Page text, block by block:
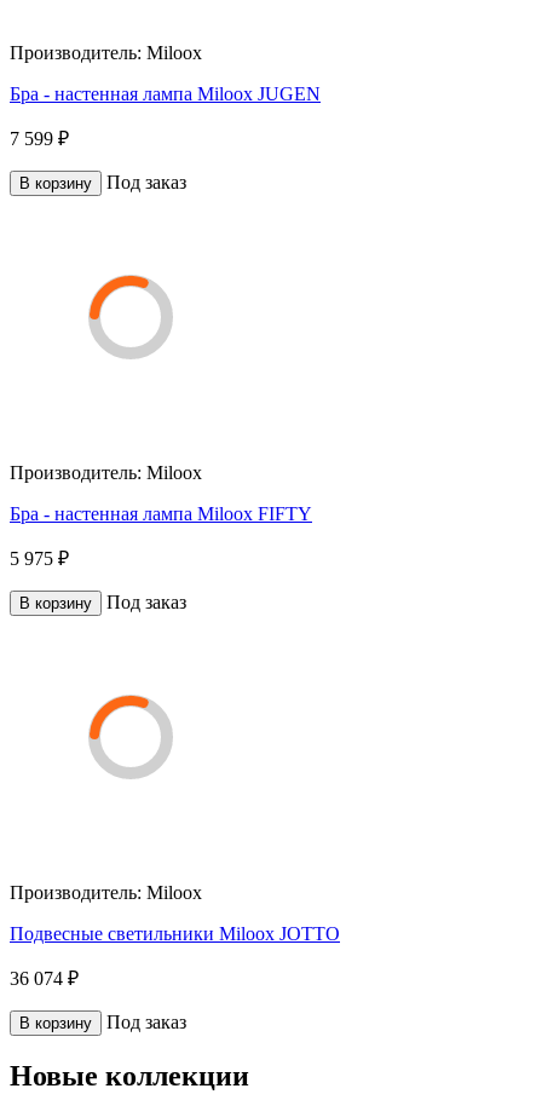
Производитель: Miloox
Бра - настенная лампа Miloox JUGEN
7 599 ₽
В корзину Под заказ
Производитель: Miloox
Бра - настенная лампа Miloox FIFTY
5 975 ₽
В корзину Под заказ
Производитель: Miloox
Подвесные светильники Miloox JOTTO
36 074 ₽
В корзину Под заказ
Новые коллекции